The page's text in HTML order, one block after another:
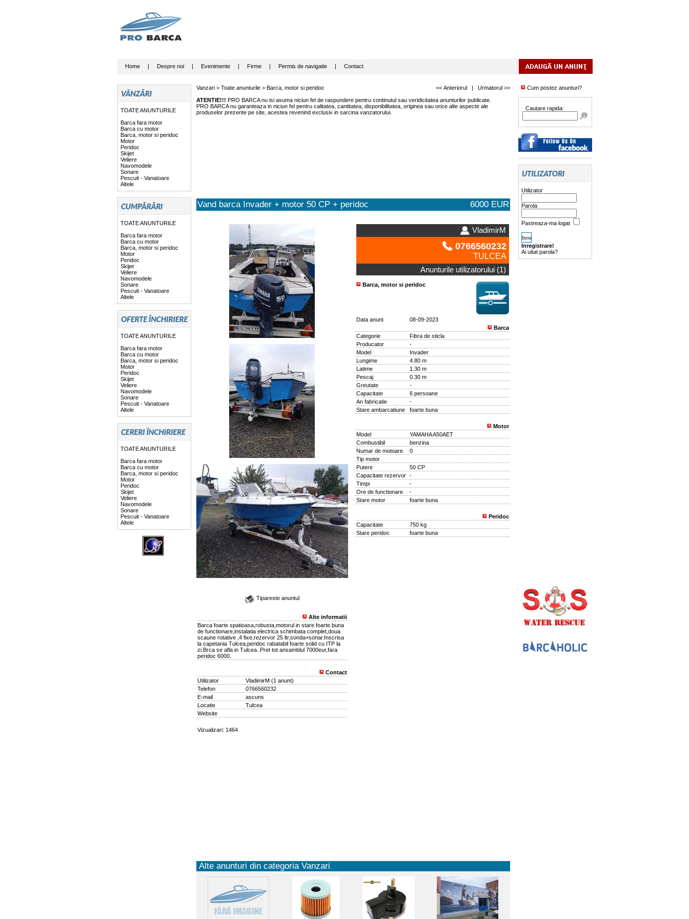
Home| Despre noi| Evenimente| Firme| Permis de navigatie| Contact
TOATE ANUNTURILE
Barca fara motor
Barca cu motor
Barca, motor si peridoc
Motor
Peridoc
Skijet
Veliere
Navomodele
Sonare
Pescuit - Vanatoare
Altele
TOATE ANUNTURILE
Barca fara motor
Barca cu motor
Barca, motor si peridoc
Motor
Peridoc
Skijet
Veliere
Navomodele
Sonare
Pescuit - Vanatoare
Altele
TOATE ANUNTURILE
Barca fara motor
Barca cu motor
Barca, motor si peridoc
Motor
Peridoc
Skijet
Veliere
Navomodele
Sonare
Pescuit - Vanatoare
Altele
TOATE ANUNTURILE
Barca fara motor
Barca cu motor
Barca, motor si peridoc
Motor
Peridoc
Skijet
Veliere
Navomodele
Sonare
Pescuit - Vanatoare
Altele
Vanzari > Toate anunturile> Barca, motor si peridoc << Anteriorul| Urmatorul >>
ATENTIE!!! PRO BARCA nu isi asuma niciun fel de raspundere pentru continutul sau veridicitatea anunturilor publicate.
PRO BARCA nu garanteaza in niciun fel pentru calitatea, cantitatea, disponibilitatea, originea sau orice alte aspecte ale
produselor prezente pe site, acestea revenind exclusiv in sarcina vanzatorului.
Vand barca Invader + motor 50 CP + peridoc 6000 EUR
Tipareste anuntul
Alte informatii
Barca foarte spatioasa,robusta,motorul in stare foarte buna
de functionare,instalatia electrica schimbata complet,doua
scaune rotative ,4 fixe,rezervor 25 ltr,sonda+sonar.Inscrisa
la capetania Tulcea,peridoc rabatabil foarte solid cu ITP la
zi.Brca se afla in Tulcea..Pret tot ansamblul 7000eur,fara
peridoc 6000.
Contact
Utilizator
VladimirM(1 anunt)
Telefon
0766560232
E-mail
ascuns
Locatie
Tulcea
Website
Vizualizari: 1464
VladimirM
0766560232
TULCEA
Anunturile utilizatorului (1)
Barca, motor si peridoc
Data anunt
08-09-2023
Barca
Categorie
Fibra de sticla
Producator
-
Model
Invader
Lungime
4.80 m
Latime
1.30 m
Pescaj
0.30 m
Greutate
-
Capacitate
6 persoane
An fabricatie
-
Stare ambarcatiune
foarte buna
Motor
Model
YAMAHA A50AET
Combustibil
benzina
Numar de motoare
0
Tip motor
Putere
50 CP
Capacitate rezervor
-
Timpi
-
Ore de functionare
-
Stare motor
foarte buna
Peridoc
Capacitate
750 kg
Stare peridoc
foarte buna
Alte anunturi din categoria Vanzari
Cum postez anunturi?
Cautare rapida:
Utilizator
Parola
Pastreaza-ma logat
Inregistrare!
Ai uitat parola?